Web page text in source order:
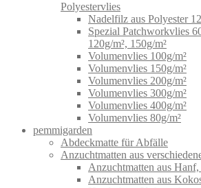
Polyestervlies
Nadelfilz aus Polyester
Spezial Patchworkvlies
120g/m², 150g/m²
Volumenvlies 100g/m²
Volumenvlies 150g/m²
Volumenvlies 200g/m²
Volumenvlies 300g/m²
Volumenvlies 400g/m²
Volumenvlies 80g/m²
pemmigarden
Abdeckmatte für Abfälle
Anzuchtmatten aus
Anzuchtmatten aus
Anzuchtmatten aus